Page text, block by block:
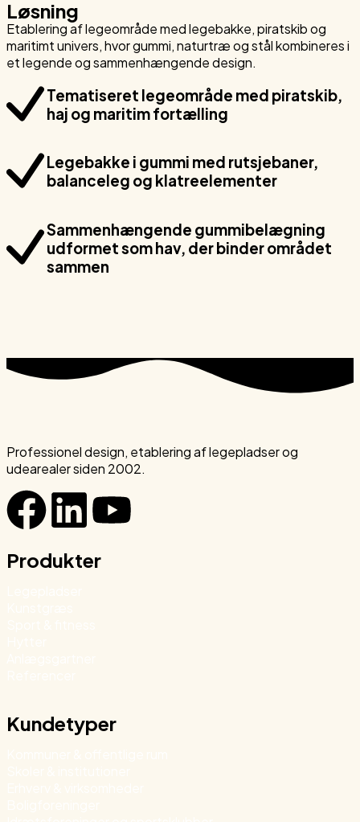
Løsning
Etablering af legeområde med legebakke, piratskib og
maritimt univers, hvor gummi, naturtræ og stål kombineres i
et legende og sammenhængende design.
Tematiseret legeområde med piratskib,
haj og maritim fortælling
Legebakke i gummi med rutsjebaner,
balanceleg og klatreelementer
Sammenhængende gummibelægning
udformet som hav, der binder området
sammen
Professionel design, etablering af legepladser og
udearealer siden 2002.
Produkter
Kundetyper